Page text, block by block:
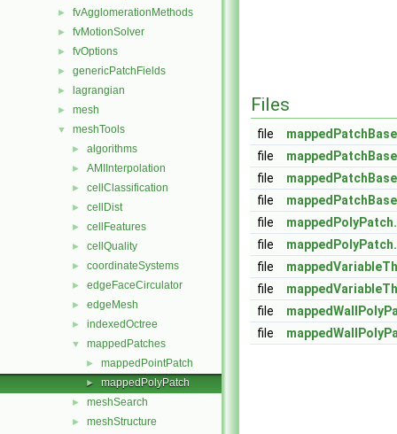
► fvAgglomerationMethods
► fvMotionSolver
► fvOptions
► genericPatchFields
► lagrangian
► mesh
▼ meshTools
► algorithms
► AMIInterpolation
► cellClassification
► cellDist
► cellFeatures
► cellQuality
► coordinateSystems
► edgeFaceCirculator
► edgeMesh
► indexedOctree
▼ mappedPatches
► mappedPointPatch
► mappedPolyPatch
► meshSearch
► meshStructure
Files
file
file
file
file
file
file
file
file
file
file